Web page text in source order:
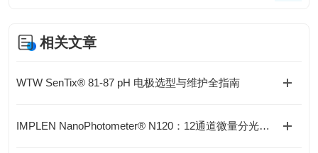
相关文章
WTW SenTix® 81-87 pH 电极选型与维护全指南
IMPLEN NanoPhotometer® N120：12通道微量分光检测助力核酸与蛋白分析提效